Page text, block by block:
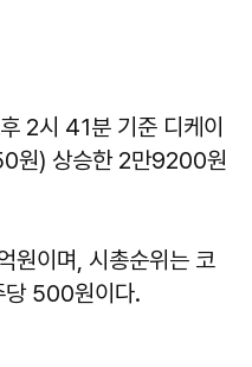
2시 41분 기준 디케이
원) 상승한 2만9200원
원이며, 시총순위는 코
당 500원이다.